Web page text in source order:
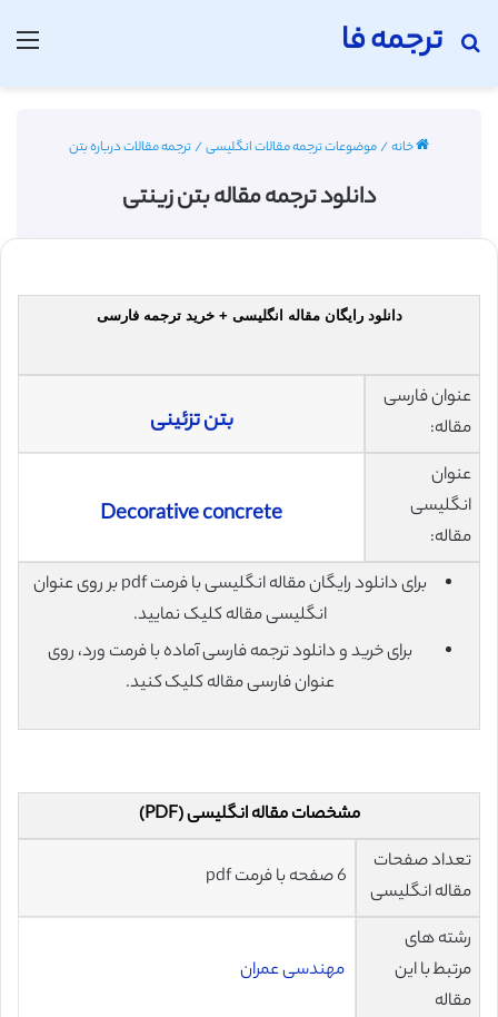
ترجمه فا
جستجو برای
خانه/موضوعات ترجمه مقالات انگلیسی/ترجمه مقالات درباره بتن
دانلود ترجمه مقاله بتن زینتی
دانلود رایگان مقاله انگلیسی + خرید ترجمه فارسی
عنوان فارسی
مقاله:
بتن تزئینی
عنوان
انگلیسی
مقاله:
Decorative concrete
برای دانلود رایگان مقاله انگلیسی با فرمت pdf بر روی عنوان
انگلیسی مقاله کلیک نمایید.
برای خرید و دانلود ترجمه فارسی آماده با فرمت ورد، روی
عنوان فارسی مقاله کلیک کنید.
مشخصات مقاله انگلیسی (PDF)
تعداد صفحات
مقاله انگلیسی
6 صفحه با فرمت pdf
رشته های
مرتبط با این
مقاله
مهندسی عمران